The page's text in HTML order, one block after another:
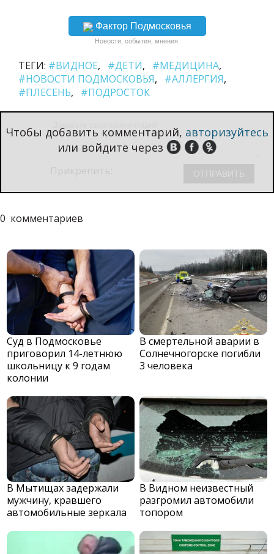
Фактор Подмосковья
Новости, события, мнения.
ТЕГИ: #ВИДНОЕ #ДЕТИ
#МЕДИЦИНА
#НОВОСТИ ПОДМОСКОВЬЯ
#АЛЛЕРГИЯ
#ПЛЕСЕНЬ
#ПОДРОСТОК
Чтобы добавить комментарий, авторизуйтесь
или войдите через
0 комментариев
Суд в Подмосковье
приговорил 14-летнюю
школьницу к 9 годам
колонии
В смертельной аварии в
Солнечногорске погибли
3 человека
В Мытищах задержали
мужчину, кравшего
автомобильные зеркала
В Видном неизвестный
разгромил автомобили
топором